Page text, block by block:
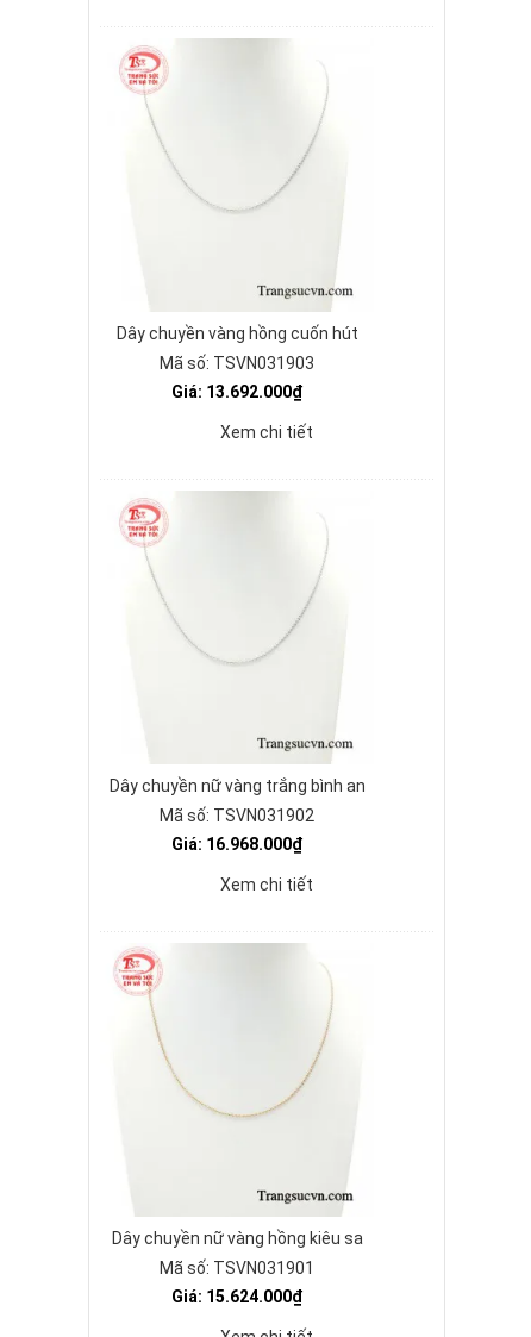
Dây chuyền vàng hồng cuốn hút
Mã số: TSVN031903
Giá: 13.692.000₫
Xem chi tiết
Dây chuyền nữ vàng trắng bình an
Mã số: TSVN031902
Giá: 16.968.000₫
Xem chi tiết
Dây chuyền nữ vàng hồng kiêu sa
Mã số: TSVN031901
Giá: 15.624.000₫